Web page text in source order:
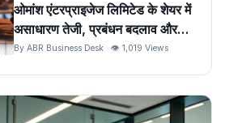
ओमांश एंटरप्राइजेज लिमिटेड के शेयर में
असाधारण तेजी, प्रबंधन बदलाव और
न्यायिक प्रक्रिया पर उठे सवाल
By ABR Business Desk · 👁 1,019 Views